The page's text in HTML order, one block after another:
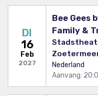
DI
16
Feb
2027
Bee Gees
Family &
Nederland
Aanvang: